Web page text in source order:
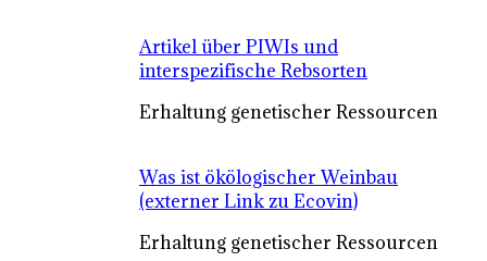
Artikel über PIWIs und
interspezifische Rebsorten
Erhaltung genetischer Ressourcen
Was ist ökölogischer Weinbau
(externer Link zu Ecovin)
Erhaltung genetischer Ressourcen